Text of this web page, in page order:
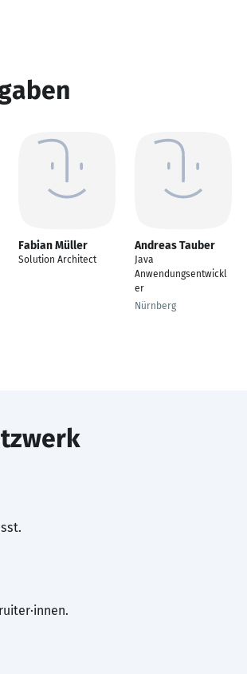
Fabian Müller
Solution Architect
Andreas Tauber
Java
Anwendungsentwickl
er
Nürnberg